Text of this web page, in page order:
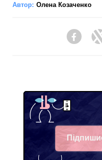
Автор: Олена Козаченко
Facebook